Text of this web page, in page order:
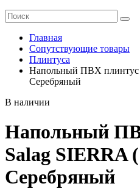
Главная
Сопутствующие товары
Плинтуса
Напольный ПВХ плинтус
Серебряный
В наличии
Напольный
Salag SIERRA
Серебряный